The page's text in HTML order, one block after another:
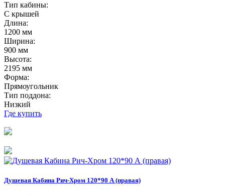
Тип кабины:
С крышей
Длина:
1200 мм
Ширина:
900 мм
Высота:
2195 мм
Форма:
Прямоугольник
Тип поддона:
Низкий
Где купить
Душевая Кабина Рич-Хром 120*90 А (правая)